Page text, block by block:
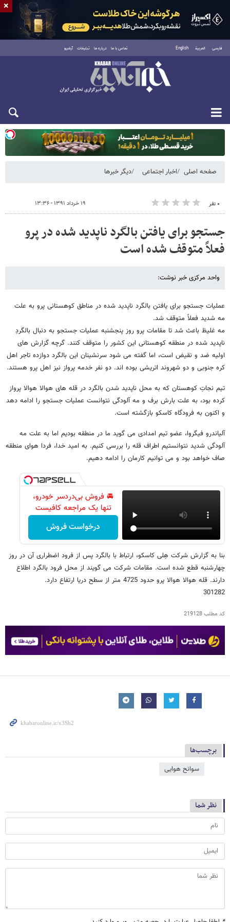
فارسی العربية English تماس با ما درباره ما تبلیغات آرشیو
یکشنبه ۱۸ مرداد ۱۴۰۵
صفحه اصلی اخبار اجتماعی دیگر خبرها
۰ نفر ۱۹ خرداد ۱۳۹۱ - ۱۳:۳۶
جستجو برای یافتن بالگرد ناپدید شده در پرو
فعلاً متوقف شده است
واحد مرکزی خبر نوشت:
عملیات جستجو برای یافتن بالگرد ناپدید شده در مناطق کوهستانی پرو به علت
مه شدید فعلاً متوقف شد.
مه غلیظ باعث شد تا مقامات پرو روز پنجشنبه عملیات جستجو به دنبال بالگردِ
ناپدید شده در منطقه کوهستانی این کشور را متوقف کنند. گرچه گزارش های
اولیه ضد و نقیض است، اما گفته می شود سرنشینان این بالگرد دوازده تاجر اهل
کره جنوبی و دو شهروند اتریشی بوده اند. دو نفر خدمه پرواز نیز اهل پرو هستند.
تیم نجاتِ کوهستان که به محل ناپدید شدن بالگرد در قله های هوالا هوالا پرواز
کرده بود، به علت بارش برف و مه آلودگی نتوانست عملیات جستجو را ادامه دهد
و اکنون به فرودگاه کاسکو بازگشته است.
آلیاندرو فیگروا، عضو تیم امدادی می گوید ما در منطقه بودیم اما به علت مه
آلودگی شدید نتوانستیم اطراف قله را بررسی کنیم. به امید خدا، فردا هوای منطقه
صاف خواهد بود و می توانیم کارمان را ادامه دهیم.
🚘 فروش بی‌دردسر خودرو،
تنها یک مراجعه کافیست
درخواست فروش
بنا به گزارش شرکت هِلی کاسکو، ارتباط با بالگرد پس از فرود اضطراری آن در روز
چهارشنبه قطع شده است. مقامات شرکت می گویند از محل فرود بالگرد اطلاع
دارند. قله هوالا هوالا پرو حدود 4725 متر از سطح دریا ارتفاع دارد.
301282
کد مطلب219128
برچسب‌ها
سوانح هوایی
نظر شما
×